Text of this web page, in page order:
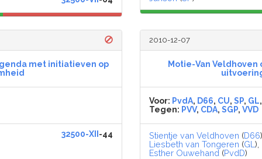
met initiatieven op
32500-XII -44
2010-12-07
Motie-Van
Voor: PvdA, D66, CU, SP, GL
Tegen: PVV, CDA, SGP, VVD
Stientje van Veldhoven (D66
Liesbeth van Tongeren (GL ),
Esther Ouwehand (PvdD)